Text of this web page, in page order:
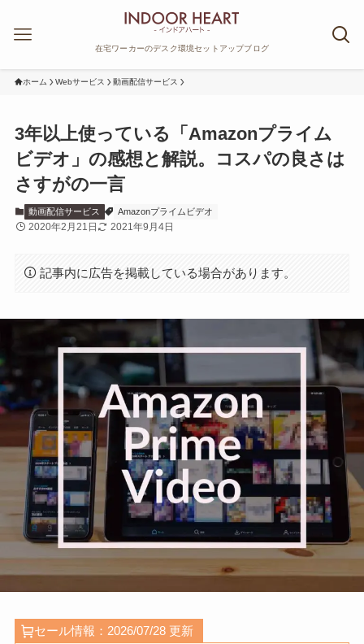
在宅ワーカーのデスク環境セットアップブログ
ホーム Webサービス 動画配信サービス
3年以上使っている「Amazonプライム
ビデオ」の感想と解説。コスパの良さは
さすがの一言
動画配信サービス Amazonプライムビデオ
2020年2月21日 2021年9月4日
記事内に広告を掲載している場合があります。
セール情報：2026/07/28 更新